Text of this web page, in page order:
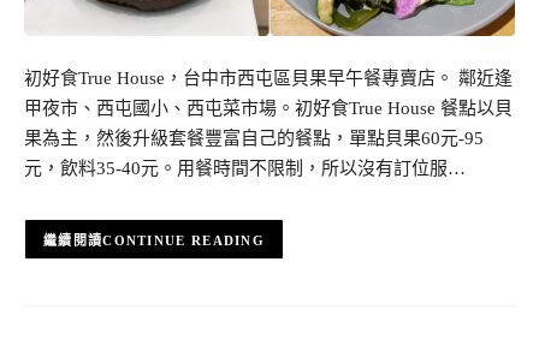
初好食True House，台中市西屯區貝果早午餐專賣店。 鄰近逢
甲夜市、西屯國小、西屯菜市場。初好食True House 餐點以貝
果為主，然後升級套餐豐富自己的餐點，單點貝果60元-95
元，飲料35-40元。用餐時間不限制，所以沒有訂位服…
CONTINUE READING